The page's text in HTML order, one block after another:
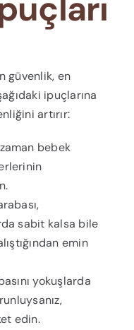
güvenlik, en
ipuçlarına
artırır:
bebek
sabit kalsa bile
emin
yokuşlarda
edin.